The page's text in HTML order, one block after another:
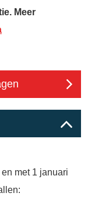
Meer
met 1 januari